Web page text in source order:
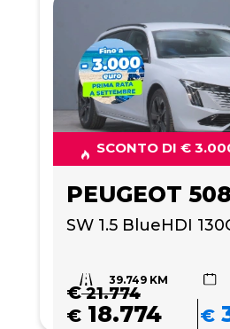
SCONTO DI €
PEUGEOT 508
SW 1.5 BlueHDI
39.749 KM
€21.774
€ 18.774 €